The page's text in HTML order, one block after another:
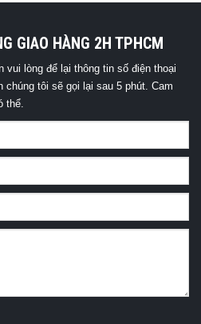
GIAO HÀNG 2H TPHCM
vui lòng để lại thông tin số điện thoại
tôi sẽ gọi lại sau 5 phút. Cam
thể.